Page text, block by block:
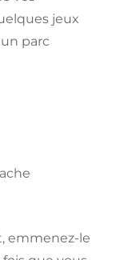
jeux
parc
emmenez-le